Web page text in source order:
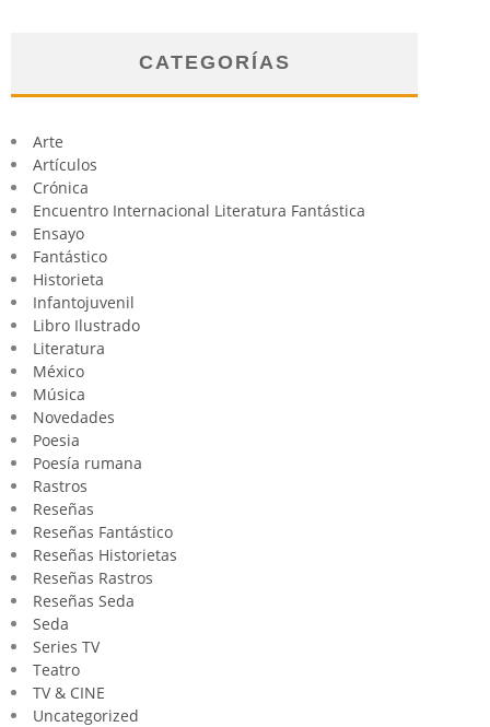
CATEGORÍAS
Arte
Artículos
Crónica
Encuentro Internacional Literatura Fantástica
Ensayo
Fantástico
Historieta
Infantojuvenil
Libro Ilustrado
Literatura
México
Música
Novedades
Poesia
Poesía rumana
Rastros
Reseñas
Reseñas Fantástico
Reseñas Historietas
Reseñas Rastros
Reseñas Seda
Seda
Series TV
Teatro
TV & CINE
Uncategorized